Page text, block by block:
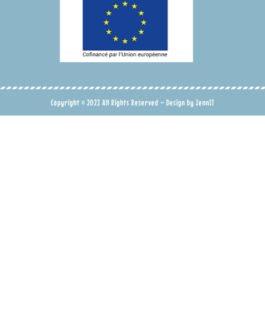
Copyright © 2023 All Rights Reserved – Design by ZennIT